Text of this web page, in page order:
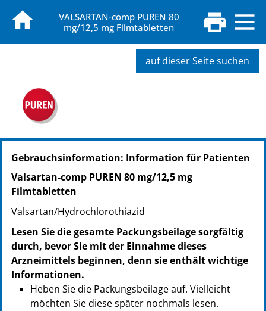
VALSARTAN-comp PUREN 80
mg/12,5 mg Filmtabletten
auf dieser Seite suchen
PZN: 11358414
PPN: 111135841443
NTIN: 04150113584143
PZN: 11358420
NTIN: 04150113584204
PZN: 11358437
PPN: 111135843796
NTIN: 04150113584372
PZN: 14057877
PPN: 111405787764
NTIN: 04150140578771
Gebrauchsinformation: Information für Patienten
Valsartan-comp PUREN 80 mg/12,5 mg
Filmtabletten
Valsartan/Hydrochlorothiazid
Lesen Sie die gesamte Packungsbeilage sorgfältig
durch, bevor Sie mit der Einnahme dieses
Arzneimittels beginnen, denn sie enthält wichtige
Informationen.
Heben Sie die Packungsbeilage auf. Vielleicht
möchten Sie diese später nochmals lesen.